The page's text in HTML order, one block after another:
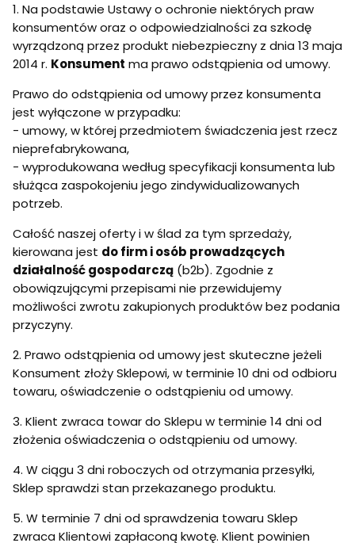
1. Na podstawie Ustawy o ochronie niektórych praw
konsumentów oraz o odpowiedzialności za szkodę
wyrządzoną przez produkt niebezpieczny z dnia 13 maja
2014 r. Konsument ma prawo odstąpienia od umowy.
Prawo do odstąpienia od umowy przez konsumenta
jest wyłączone w przypadku:
- umowy, w której przedmiotem świadczenia jest rzecz
nieprefabrykowana,
- wyprodukowana według specyfikacji konsumenta lub
służąca zaspokojeniu jego zindywidualizowanych
potrzeb.
Całość naszej oferty i w ślad za tym sprzedaży,
kierowana jest do firm i osób prowadzących
działalność gospodarczą (b2b). Zgodnie z
obowiązującymi przepisami nie przewidujemy
możliwości zwrotu zakupionych produktów bez podania
przyczyny.
2. Prawo odstąpienia od umowy jest skuteczne jeżeli
Konsument złoży Sklepowi, w terminie 10 dni od odbioru
towaru, oświadczenie o odstąpieniu od umowy.
3. Klient zwraca towar do Sklepu w terminie 14 dni od
złożenia oświadczenia o odstąpieniu od umowy.
4. W ciągu 3 dni roboczych od otrzymania przesyłki,
Sklep sprawdzi stan przekazanego produktu.
5. W terminie 7 dni od sprawdzenia towaru Sklep
zwraca Klientowi zapłaconą kwotę. Klient powinien